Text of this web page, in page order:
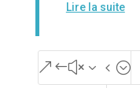
Lire la suite
&#x34;